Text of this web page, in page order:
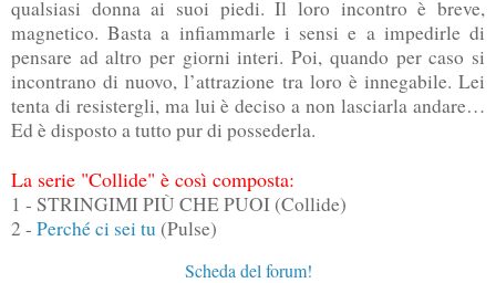
qualsiasi donna ai suoi piedi. Il loro incontro è breve,
magnetico. Basta a infiammarle i sensi e a impedirle di
pensare ad altro per giorni interi. Poi, quando per caso si
incontrano di nuovo, l’attrazione tra loro è innegabile. Lei
tenta di resistergli, ma lui è deciso a non lasciarla andare…
Ed è disposto a tutto pur di possederla.
La serie "Collide" è così composta:
1 - STRINGIMI PIÙ CHE PUOI (Collide)
2 - Perché ci sei tu (Pulse)
Scheda del forum!